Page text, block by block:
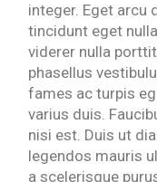
integer. Eget arcu
tincidunt eget
viderer nulla
phasellus
fames ac turpis
varius duis.
nisi est. Duis ut
legendos mauris
a scelerisque